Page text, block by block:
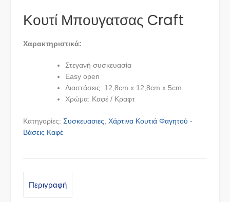
Κουτί Μπουγατσας Craft
Χαρακτηριστικά:
Στεγανή συσκευασία
Easy open
Διαστάσεις: 12,8cm x 12,8cm x 5cm
Χρώμα: Καφέ / Κραφτ
Κατηγορίες: Συσκευασιες, Χάρτινα Κουτιά Φαγητού -
Βάσεις Καφέ
Περιγραφή